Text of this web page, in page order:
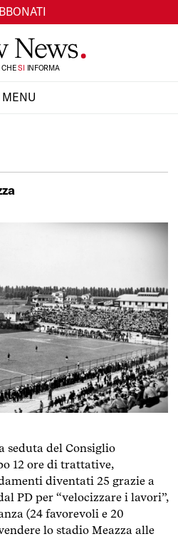
CHE
TI
SI INFORMA
MENU
seduta del Consiglio
12 ore di trattative,
diventati 25 grazie a
PD per “velocizzare i lavori”,
(24 favorevoli e 20
lo stadio Meazza alle